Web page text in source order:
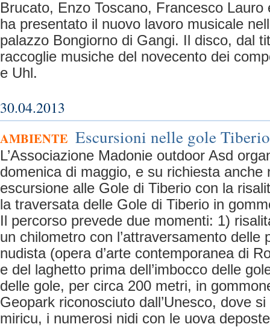
Brucato, Enzo Toscano, Francesco
ha presentato il nuovo lavoro musicale
palazzo Bongiorno di Gangi. Il disco, dal
raccoglie musiche del novecento dei
e Uhl.
30.04.2013
AMBIENTE Escursioni nelle gole
L’Associazione Madonie outdoor Asd
domenica di maggio, e su richiesta anche
escursione alle Gole di Tiberio con la
la traversata delle Gole di Tiberio in
Il percorso prevede due momenti: 1)
un chilometro con l’attraversamento delle
nudista (opera d’arte contemporanea di
e del laghetto prima dell’imbocco delle
delle gole, per circa 200 metri, in
Geopark riconosciuto dall’Unesco, dove
miricu, i numerosi nidi con le uova